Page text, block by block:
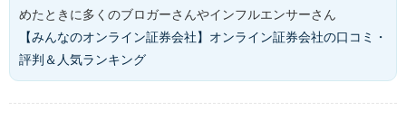
めたときに多くのブロガーさんやインフルエンサーさん
【みんなのオンライン証券会社】オンライン証券会社の口コミ・
評判＆人気ランキング